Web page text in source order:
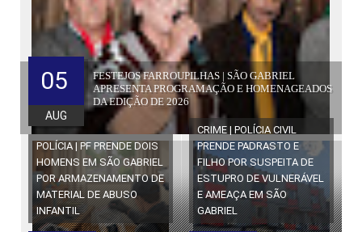
FESTEJOS FARROUPILHAS | SÃO GABRIEL
APRESENTA PROGRAMAÇÃO E HOMENAGEADOS
DA EDIÇÃO DE 2026
05
AUG
POLÍCIA | PF PRENDE DOIS
HOMENS EM SÃO GABRIEL
POR ARMAZENAMENTO DE
MATERIAL DE ABUSO
INFANTIL
CRIME | POLÍCIA CIVIL
PRENDE PADRASTO E
FILHO POR SUSPEITA DE
ESTUPRO DE VULNERÁVEL
E AMEAÇA EM SÃO
GABRIEL